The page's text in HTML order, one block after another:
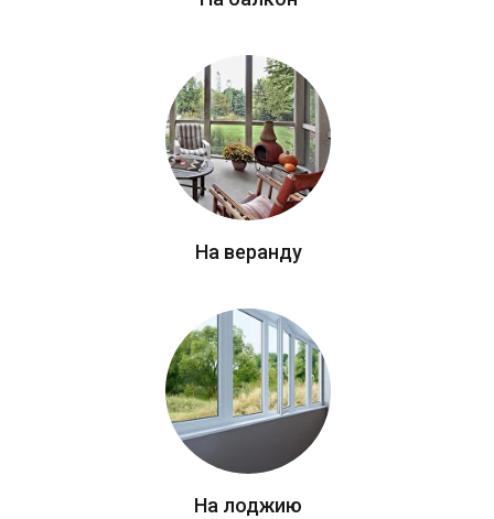
На веранду
На лоджию